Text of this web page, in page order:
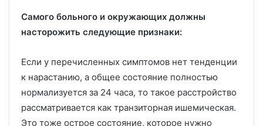
Самого больного и окружающих должны
насторожить следующие признаки:
Если у перечисленных симптомов нет тенденции
к нарастанию, а общее состояние полностью
нормализуется за 24 часа, то такое расстройство
рассматривается как транзиторная ишемическая.
Это тоже острое состояние, которое нужно